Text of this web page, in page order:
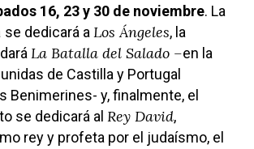
16, 23 y 30 de noviembre. La
se dedicará aLos Ángeles, la
La Batalla del Salado –en la
de Castilla y Portugal
Benimerines- y, finalmente, el
se dedicará al Rey David,
rey y profeta por el judaísmo, el